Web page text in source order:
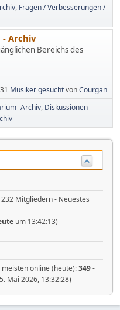
Fragen / Verbesserungen /
Archiv
Bereichs des
Musiker gesuchtvonCourgan
Archiv Diskussionen -
Mitgliedern - Neuestes
um 13:42:13)
online (heute):349-
Mai 2026, 13:32:28)